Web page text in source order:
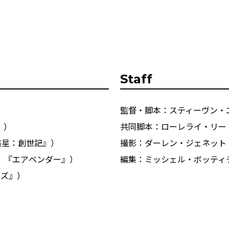
：創世記』）
エアベンダー』）
』）
Staff
監督・脚本：スティーヴン・
共同脚本：ローレライ・リー
撮影：ダーレン・ジェネット
編集：ミッシェル・ボッティ